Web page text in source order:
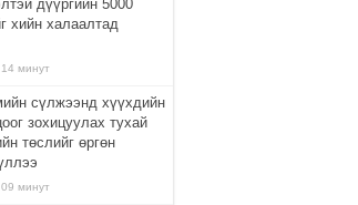
дүүргийн 5000
хийн халаалтад
минут
сүлжээнд хүүхдийн
зохицуулах тухай
төслийг өргөн
минут